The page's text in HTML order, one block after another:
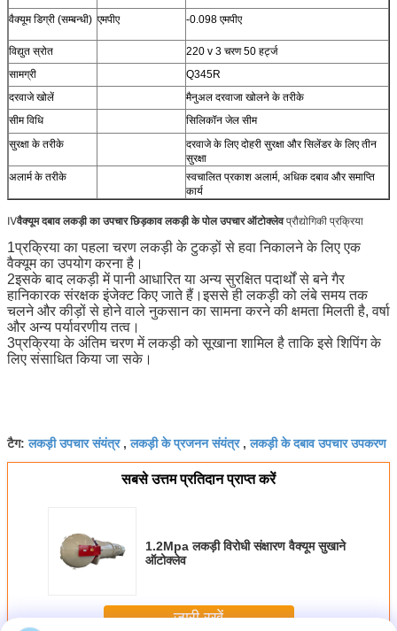
वैक्यूम डिग्री (सम्बन्धी) एमपीए -0.098 एमपीए
विद्युत स्रोत
220 v 3 चरण 50 हर्ट्ज
सामग्री
Q345R
दरवाजे खोलें
मैनुअल दरवाजा खोलने के तरीके
सीम विधि
सिलिकॉन जेल सीम
सुरक्षा के तरीके
दरवाजे के लिए दोहरी सुरक्षा और सिलेंडर के लिए तीन
सुरक्षा
अलार्म के तरीके
स्वचालित प्रकाश अलार्म, अधिक दबाव और समाप्ति
कार्य
Ⅳवैक्यूम दबाव लकड़ी का उपचार छिड़काव लकड़ी के पोल उपचार ऑटोक्लेव प्रौद्योगिकी प्रक्रिया
1प्रक्रिया का पहला चरण लकड़ी के टुकड़ों से हवा निकालने के लिए एक
वैक्यूम का उपयोग करना है।
2इसके बाद लकड़ी में पानी आधारित या अन्य सुरक्षित पदार्थों से बने गैर
हानिकारक संरक्षक इंजेक्ट किए जाते हैं।इससे ही लकड़ी को लंबे समय तक
चलने और कीड़ों से होने वाले नुकसान का सामना करने की क्षमता मिलती है, वर्षा
और अन्य पर्यावरणीय तत्व।
3प्रक्रिया के अंतिम चरण में लकड़ी को सूखाना शामिल है ताकि इसे शिपिंग के
लिए संसाधित किया जा सके।
टैग:लकड़ी उपचार संयंत्र,लकड़ी के प्रजनन संयंत्र,लकड़ी के दबाव उपचार उपकरण
सबसे उत्तम प्रतिदान प्राप्त करें
1.2Mpa लकड़ी विरोधी संक्षारण वैक्यूम सुखाने
ऑटोक्लेव
जारी रखें